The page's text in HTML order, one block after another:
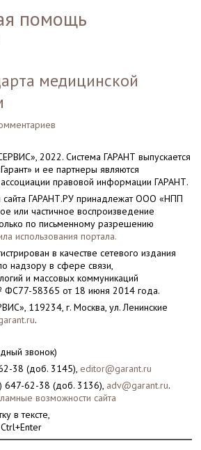
помощь
медицинской
2022. Система ГАРАНТ выпускается
и ее партнеры являются
ассоциации правовой информации ГАРАНТ.
сайта ГАРАНТ.РУ принадлежат ООО «НПП
или частичное воспроизведение
по письменному разрешению
использования портала.
в качестве сетевого издания
надзору в сфере связи,
и массовых коммуникаций
ФС77-58365 от 18 июня 2014 года.
119234, г. Москва, ул. Ленинские
.
звонок)
38 (доб. 3145), editor@garant.ru
647-62-38 (доб. 3136), adv@garant.ru.
возможности сайта
в тексте,